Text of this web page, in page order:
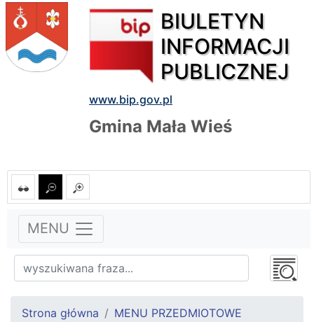
BIULETYN
INFORMACJI
PUBLICZNEJ
www.bip.gov.pl
Gmina Mała Wieś
MENU
Strona główna
MENU PRZEDMIOTOWE